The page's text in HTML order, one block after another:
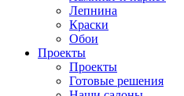
Лепнина
Краски
Обои
Проекты
Проекты
Готовые решения